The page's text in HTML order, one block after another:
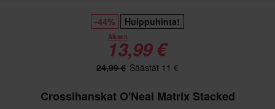
-44% Huippuhinta!
Alkaen
13,99 €
24,99 € Säästät 11 €
Crossihanskat O'Neal Matrix Stacked